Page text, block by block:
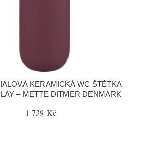
KERAMICKÁ WC ŠTĚTKA
– METTE DITMER DENMARK
1 739 Kč